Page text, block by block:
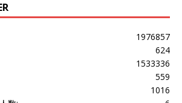
1976857
624
1533336
559
1016